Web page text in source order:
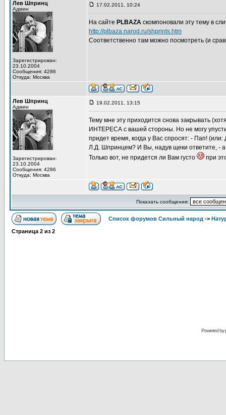
Лев Шпринц
Админ
Зарегистрирован:
23.10.2004
Сообщения: 4286
Откуда: Москва
17.02.2011, 10:24
На сайте PLBAZA скомпоновали эту тему в
http://plbaza.narod.ru/shprints.htm
Соответственно там можно посмотреть (и
Лев Шпринц
Админ
Зарегистрирован:
23.10.2004
Сообщения: 4286
Откуда: Москва
19.02.2011, 13:15
Тему мне эту приходится снова закрывать
ИНТЕРЕСА с вашей стороны. Но не могу
придет время, когда у Вас спросят: - Пап!
Л.Д. Шпринцем? И Вы, надув щеки ответите, -
Только вот, не придется ли Вам густо
при
Показать сообщения:
Список форумов Сильный народ ->
Страница 2 из 2
Powered by